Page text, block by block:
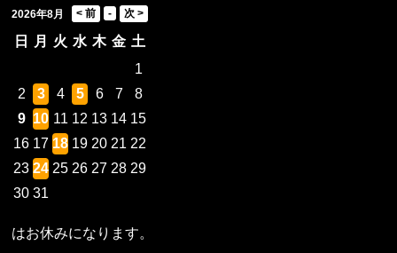
2026年8月
日 月 火 水 木 金 土
1
2
3 4 5 6 7
8
9 10 11 12 13 14 15
16 17 18 19 20 21 22
23 24 25 26 27 28 29
30 31
はお休みになります。